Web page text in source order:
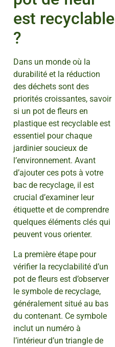
est recyclable
?
Dans un monde où la
durabilité et la réduction
des déchets sont des
priorités croissantes, savoir
si un pot de fleurs en
plastique est recyclable est
essentiel pour chaque
jardinier soucieux de
l’environnement. Avant
d’ajouter ces pots à votre
bac de recyclage, il est
crucial d’examiner leur
étiquette et de comprendre
quelques éléments clés qui
peuvent vous orienter.
La première étape pour
vérifier la recyclabilité d’un
pot de fleurs est d’observer
le symbole de recyclage,
généralement situé au bas
du contenant. Ce symbole
inclut un numéro à
l’intérieur d’un triangle de